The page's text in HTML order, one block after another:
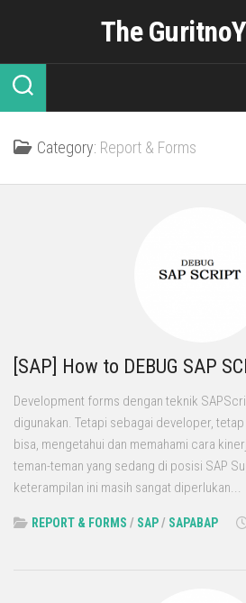
The
Category: Report & Forms
[SAP] How to DEBUG SAP
Development forms dengan teknik
digunakan. Tetapi sebagai developer,
bisa, mengetahui dan memahami cara
teman-teman yang sedang di posisi SAP
keterampilan ini masih sangat diperlukan...
REPORT & FORMS / SAP/ SAPABAP